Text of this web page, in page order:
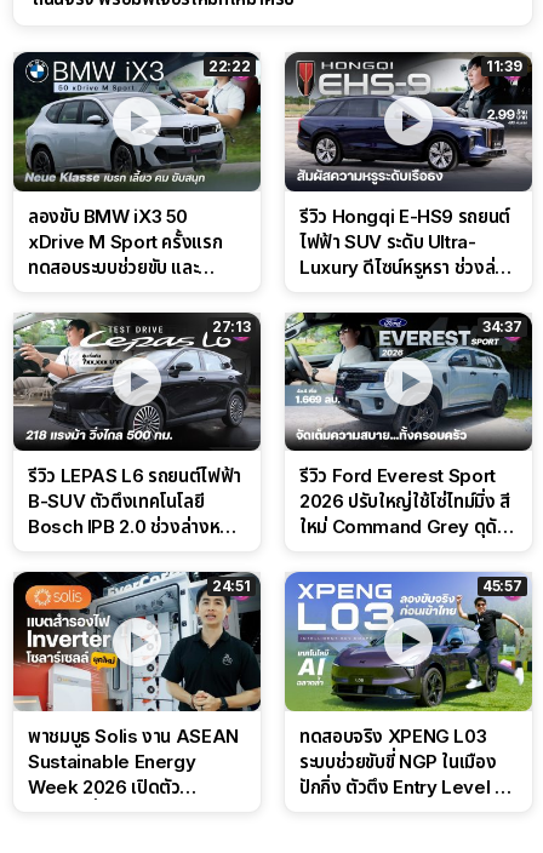
22:22
ลองขับ BMW iX3 50
xDrive M Sport ครั้งแรก
ทดสอบระบบช่วยขับ และ
สนาม
11:39
รีวิว Hongqi E-HS9 รถยนต์
ไฟฟ้า SUV ระดับ Ultra-
Luxury ดีไซน์หรูหรา ช่วงล่าง
27:13
รีวิว LEPAS L6 รถยนต์ไฟฟ้า
B-SUV ตัวตึงเทคโนโลยี
Bosch IPB 2.0 ช่วงล่างหนึบ
34:37
รีวิว Ford Everest Sport
2026 ปรับใหญ่ใช้โซ่ไทม์มิ่ง สี
ใหม่ Command Grey ดุดัน
24:51
พาชมบูธ Solis งาน ASEAN
Sustainable Energy
Week 2026 เปิดตัว
45:57
ทดสอบจริง XPENG L03
ระบบช่วยขับขี่ NGP ในเมือง
ปักกิ่ง ตัวตึง Entry Level ที่